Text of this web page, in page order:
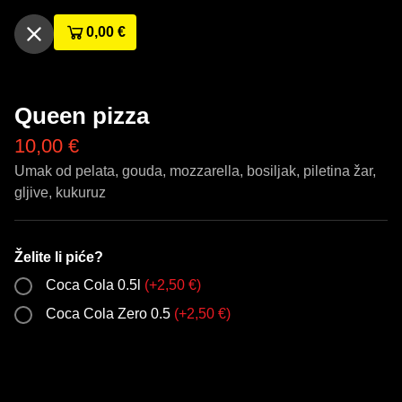
0,00 €
Queen pizza
10,00 €
Umak od pelata, gouda, mozzarella, bosiljak, piletina žar,
gljive, kukuruz
Želite li piće?
Coca Cola 0.5l (+2,50 €)
Coca Cola Zero 0.5 (+2,50 €)